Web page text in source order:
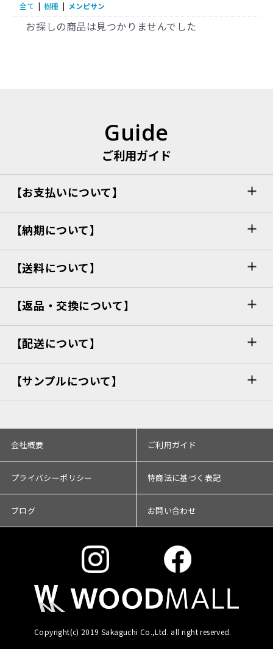
全て | 樹種 | メンピサン
お探しの商品は見つかりませんでした
Guide
ご利用ガイド
【お支払いについて】
【納期について】
【送料について】
【返品・交換について】
【配送について】
【サンプルについて】
会社概要 ご利用ガイド
プライバシーポリシー 特商法に基づく表記
ブログ お問い合わせ
Copyright(c) 2019 Sakaguchi Co.,Ltd. all right reserved.